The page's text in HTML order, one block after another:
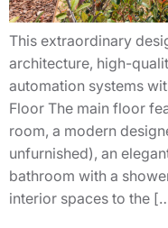
This extraordinary
architecture, high-
automation systems
Floor The main floor
room, a modern
unfurnished), an
bathroom with a
interior spaces to the